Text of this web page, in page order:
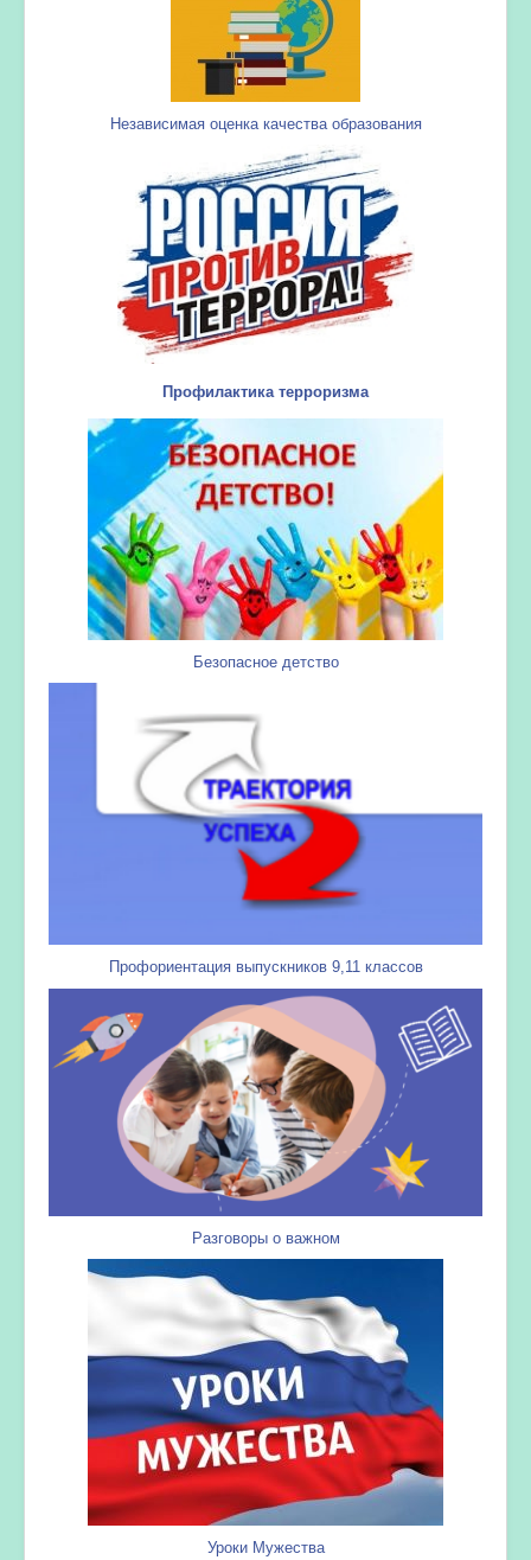
Независимая оценка качества образования
Профилактика терроризма
Безопасное детство
Профориентация выпускников 9,11 классов
Разговоры о важном
Уроки Мужества